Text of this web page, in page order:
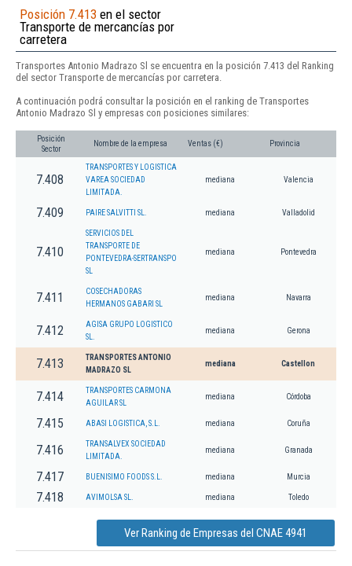
Posición 7.413 en el sector
Transporte de mercancías por
carretera
Transportes Antonio Madrazo Sl se encuentra en la posición 7.413 del Ranking
del sector Transporte de mercancías por carretera.
A continuación podrá consultar la posición en el ranking de Transportes
Antonio Madrazo Sl y empresas con posiciones similares:
Posición
Sector
Nombre de la empresa Ventas (€) Provincia
7.408
TRANSPORTES Y LOGISTICA
VAREA SOCIEDAD
LIMITADA.
mediana Valencia
7.409 PAIRE SALVITTI SL. mediana Valladolid
7.410
SERVICIOS DEL
TRANSPORTE DE
PONTEVEDRA-SERTRANSPO
SL
mediana Pontevedra
7.411
COSECHADORAS
HERMANOS GABARI SL
mediana Navarra
7.412
AGISA GRUPO LOGISTICO
SL.
mediana Gerona
7.413
TRANSPORTES ANTONIO
MADRAZO SL
mediana Castellon
7.414
TRANSPORTES CARMONA
AGUILAR SL
mediana Córdoba
7.415 ABASI LOGISTICA, S.L. mediana Coruña
7.416
TRANSALVEX SOCIEDAD
LIMITADA.
mediana Granada
7.417 BUENISIMO FOODS S.L. mediana Murcia
7.418 AVIMOLSA SL. mediana Toledo
Ver Ranking de Empresas del CNAE 4941